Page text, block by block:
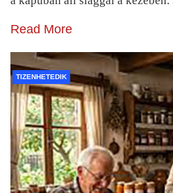
Read More
TIZENHETEDIK